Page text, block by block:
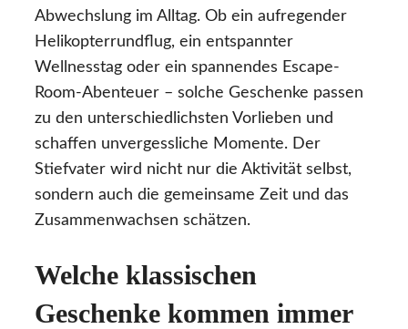
Abwechslung im Alltag. Ob ein aufregender
Helikopterrundflug, ein entspannter
Wellnesstag oder ein spannendes Escape-
Room-Abenteuer – solche Geschenke passen
zu den unterschiedlichsten Vorlieben und
schaffen unvergessliche Momente. Der
Stiefvater wird nicht nur die Aktivität selbst,
sondern auch die gemeinsame Zeit und das
Zusammenwachsen schätzen.
Welche klassischen
Geschenke kommen immer